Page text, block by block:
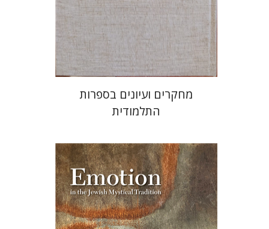
מחיר השקה
$78
$55
מחקרים ועיונים בספרות
התלמודית
רות קרא-איוונוב קניאל
ג'ואל
הקר
לורנס פיין